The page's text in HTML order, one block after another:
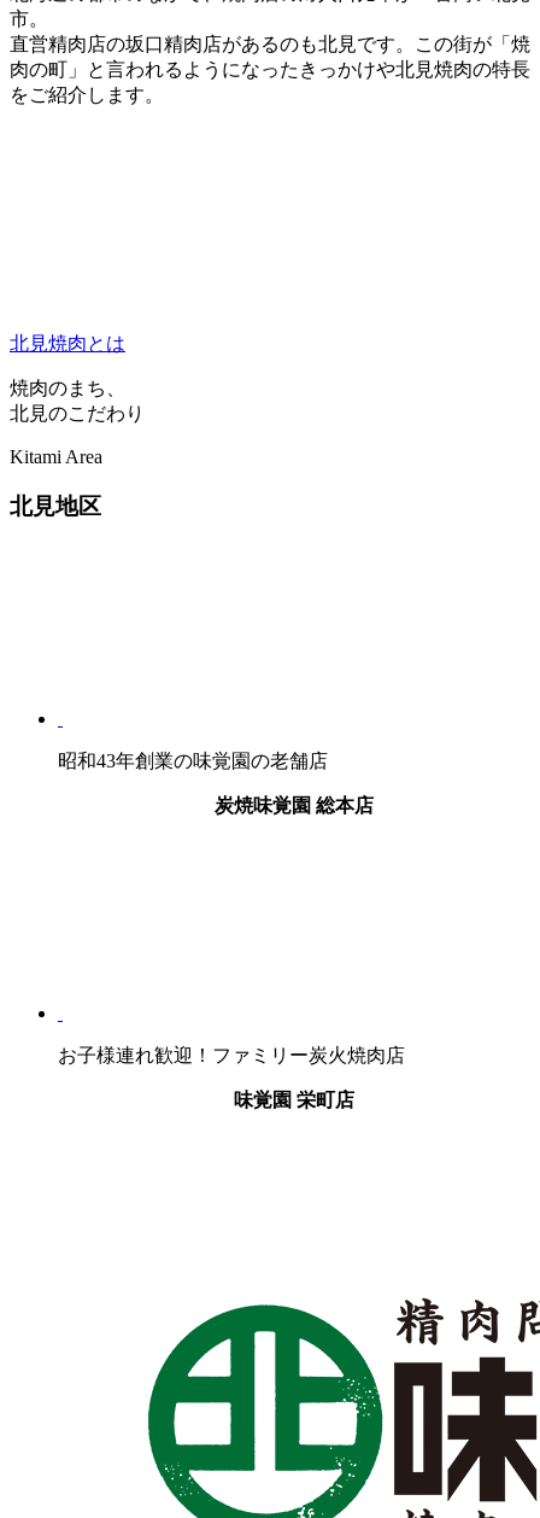
市。
直営精肉店の坂口精肉店があるのも北見です。この街が「焼
肉の町」と言われるようになったきっかけや北見焼肉の特長
をご紹介します。
北見焼肉とは
焼肉のまち、
北見のこだわり
Kitami Area
北見地区
昭和43年創業の味覚園の老舗店
炭焼味覚園 総本店
お子様連れ歓迎！ファミリー炭火焼肉店
味覚園 栄町店